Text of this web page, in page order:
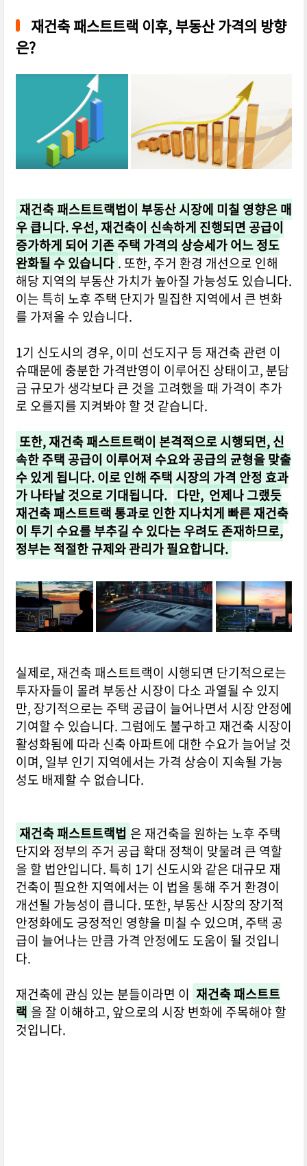
재건축 패스트트랙 이후, 부동산 가격의 방향
은?
재건축 패스트트랙법이 부동산 시장에 미칠 영향은 매
우 큽니다. 우선, 재건축이 신속하게 진행되면 공급이
증가하게 되어 기존 주택 가격의 상승세가 어느 정도
완화될 수 있습니다 . 또한, 주거 환경 개선으로 인해
해당 지역의 부동산 가치가 높아질 가능성도 있습니다.
이는 특히 노후 주택 단지가 밀집한 지역에서 큰 변화
를 가져올 수 있습니다.
1기 신도시의 경우, 이미 선도지구 등 재건축 관련 이
슈때문에 충분한 가격반영이 이루어진 상태이고, 분담
금 규모가 생각보다 큰 것을 고려했을 때 가격이 추가
로 오를지를 지켜봐야 할 것 같습니다.
또한, 재건축 패스트트랙이 본격적으로 시행되면, 신
속한 주택 공급이 이루어져 수요와 공급의 균형을 맞출
수 있게 됩니다. 이로 인해 주택 시장의 가격 안정 효과
가 나타날 것으로 기대됩니다. 다만, 언제나 그랬듯
재건축 패스트트랙 통과로 인한 지나치게 빠른 재건축
이 투기 수요를 부추길 수 있다는 우려도 존재하므로,
정부는 적절한 규제와 관리가 필요합니다.
실제로, 재건축 패스트트랙이 시행되면 단기적으로는
투자자들이 몰려 부동산 시장이 다소 과열될 수 있지
만, 장기적으로는 주택 공급이 늘어나면서 시장 안정에
기여할 수 있습니다. 그럼에도 불구하고 재건축 시장이
활성화됨에 따라 신축 아파트에 대한 수요가 늘어날 것
이며, 일부 인기 지역에서는 가격 상승이 지속될 가능
성도 배제할 수 없습니다.
재건축 패스트트랙법 은 재건축을 원하는 노후 주택
단지와 정부의 주거 공급 확대 정책이 맞물려 큰 역할
을 할 법안입니다. 특히 1기 신도시와 같은 대규모 재
건축이 필요한 지역에서는 이 법을 통해 주거 환경이
개선될 가능성이 큽니다. 또한, 부동산 시장의 장기적
안정화에도 긍정적인 영향을 미칠 수 있으며, 주택 공
급이 늘어나는 만큼 가격 안정에도 도움이 될 것입니
다.
재건축에 관심 있는 분들이라면 이 재건축 패스트트
랙 을 잘 이해하고, 앞으로의 시장 변화에 주목해야 할
것입니다.